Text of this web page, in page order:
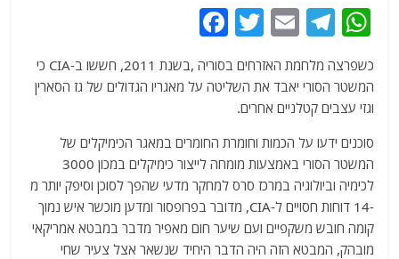
W
at
s
A
p
p
T
e
g
ra
m
E
ai
l
T
itt
c
b
o
o
k
כשפרצה מלחמת האזרחים בסוריה ,בשנת 2011, חששו ב-CIA כי
המשטר הסורי יאבד את השליטה על מאגריו הגדולים של גז הסארין
וגזי עצבים קטלניים אחרים.
סוכנים ידעו על הכמות וחומרת החומרים במאגר הכימיקלים של
המשטר הסורי באמצעות מומחה לייצור כימיקלים במכון 3000
לכימיה וביולוגיה במרכז סרס למחקר מדעי שהפך לסוכן וסיפק יותר מ
-14 דוחות חסויים ל-CIA, מדובר בפרופסור ומדען מוכשר איש נמוך
קומה חובש משקפיים ועם שיער חום מאפיר מדבר במבטא אמריקאי
מובהק, המבטא הזה היה הדבר היחיד שנשאר אצל צעיר שחי